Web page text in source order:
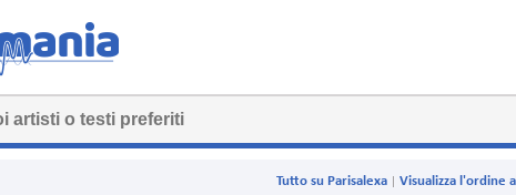
Visualizza l'ordine
Tutto su Parisalexa